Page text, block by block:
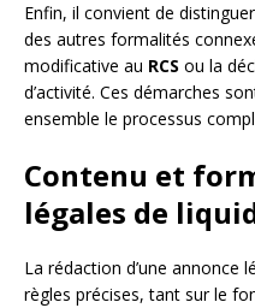
Enfin, il convient de
des autres formalités
modificative au RCS ou la
d’activité. Ces démarches
ensemble le processus
Contenu et
légales de
La rédaction d’une annonce
règles précises, tant sur le